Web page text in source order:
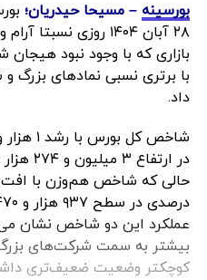
بورسینه – مسیحا حیدریان؛
۲۸ آبان ۱۴۰۴ روزی
بازاری که با وجود نبود
با برتری نسبی نمادهای بزرگ
داد.
عملکرد این دو شاخص نشان
بیشتر به سمت شرکت‌های
کوچکتر وضعیت ضعیف‌تری